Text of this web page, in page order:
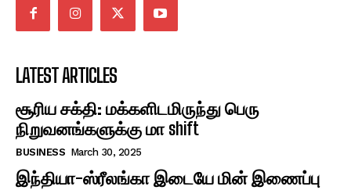
LATEST ARTICLES
சூரிய சக்தி: மக்களிடமிருந்து பெரு
நிறுவனங்களுக்கு மா shift
BUSINESS March 30, 2025
இந்தியா-ஸ்ரீலங்கா இடையே மின் இணைப்பு